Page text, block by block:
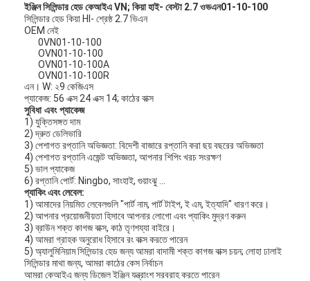
ইঞ্জিন সিলিন্ডার হেড কেআইএ VN; কিয়া হাই- বেস্টা 2.7 ওভএন01-10-100
সিলিন্ডার হেড কিয়া HI- শ্রেষ্ঠ 2.7 ভিএন
OEM নেই
0VN01-10-100
OVN01-10-100
OVN01-10-100A
OVN01-10-100R
এন। W: ২9 কেজিএস
প্যাকেজ: 56 এক্স 24 এক্স 14; কাঠের বাক্স
সুবিধা এবং প্যাকেজ
1) যুক্তিসঙ্গত দাম
2) দ্রুত ডেলিভারি
3) পেশাগত রপ্তানি অভিজ্ঞতা: বিদেশী বাজারে রপ্তানি করা ছয় বছরের অভিজ্ঞতা
4) পেশাগত রপ্তানি এজেন্ট অভিজ্ঞতা, আপনার শিপিং খরচ সংরক্ষণ
5) ভাল প্যাকেজ
6) রপ্তানি পোর্ট: Ningbo, সাংহাই, গুয়াংঝু ...
প্যাকিং এবং লেবেল:
1) আমাদের নিয়মিত লেবেলগুলি "পার্ট নাম, পার্ট টাইপ, ই এম, ইত্যাদি" ধারণ করে।
2) আপনার প্রয়োজনীয়তা হিসাবে আপনার লোগো এবং প্যাকিং মুদ্রণ করুন
3) ব্রাউন শক্ত কাগজ বাক্স, কাঠ তৃণশয্যা বাইরে।
4) আমরা গ্রাহক অনুরোধ হিসাবে রং বাক্স করতে পারেন
5) অ্যালুমিনিয়াম সিলিন্ডার হেড জন্য আমরা বাদামী শক্ত কাগজ বাক্স চয়ন; লোহা ঢালাই
সিলিন্ডার মাথা জন্য, আমরা কাঠের কেস নির্বাচন
আমরা কেআইএ জন্য ডিজেল ইঞ্জিন যন্ত্রাংশ সরবরাহ করতে পারেন